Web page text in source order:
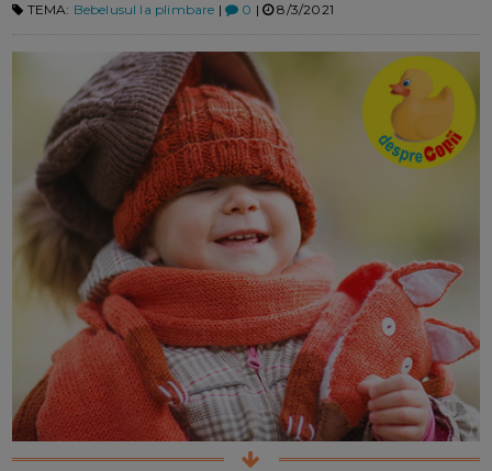
TEMA: Bebelusul la plimbare | 0 | 8/3/2021